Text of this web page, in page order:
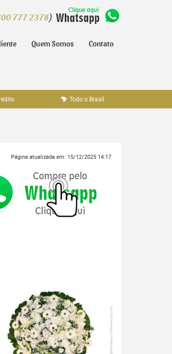
777 2378)
Quem Somos Contato
Todo o Brasil
Página atualizada em: 15/12/2025 14:17